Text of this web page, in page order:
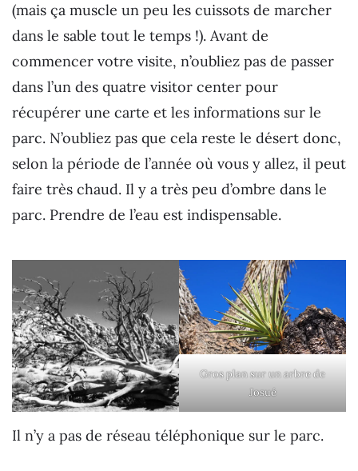
(mais ça muscle un peu les cuissots de marcher
dans le sable tout le temps !). Avant de
commencer votre visite, n’oubliez pas de passer
dans l’un des quatre visitor center pour
récupérer une carte et les informations sur le
parc. N’oubliez pas que cela reste le désert donc,
selon la période de l’année où vous y allez, il peut
faire très chaud. Il y a très peu d’ombre dans le
parc. Prendre de l’eau est indispensable.
Gros plan sur un arbre de
Josué
Il n’y a pas de réseau téléphonique sur le parc.